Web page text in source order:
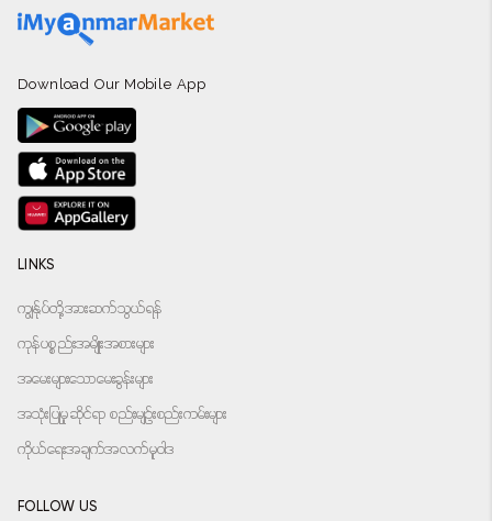
Download Our Mobile App
LINKS
ကျွန်ုပ်တို့အားဆက်သွယ်ရန်
ကုန်ပစ္စည်းအမျိုးအစားများ
အမေးများသောမေးခွန်းများ
အသုံးပြုမှုဆိုင်ရာ စည်းမျဉ်းစည်းကမ်းများ
ကိုယ်ရေးအချက်အလက်မူဝါဒ
FOLLOW US